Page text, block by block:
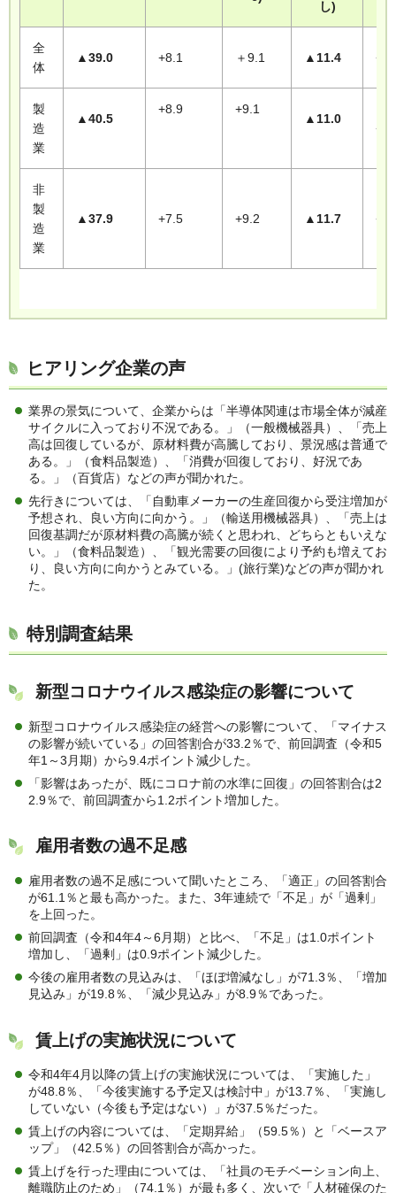
し)
全
体
▲39.0 +8.1 ＋9.1 ▲11.4
製
造
業
▲40.5
+8.9 +9.1
▲11.0
非
製
造
業
▲37.9 +7.5 +9.2 ▲11.7
ヒアリング企業の声
業界の景気について、企業からは「半導体関連は市場全体が減産
サイクルに入っており不況である。」（一般機械器具）、「売上
高は回復しているが、原材料費が高騰しており、景況感は普通で
ある。」（食料品製造）、「消費が回復しており、好況であ
る。」（百貨店）などの声が聞かれた。
先行きについては、「自動車メーカーの生産回復から受注増加が
予想され、良い方向に向かう。」（輸送用機械器具）、「売上は
回復基調だが原材料費の高騰が続くと思われ、どちらともいえな
い。」（食料品製造）、「観光需要の回復により予約も増えてお
り、良い方向に向かうとみている。」(旅行業)などの声が聞かれ
た。
特別調査結果
新型コロナウイルス感染症の影響について
新型コロナウイルス感染症の経営への影響について、「マイナス
の影響が続いている」の回答割合が33.2％で、前回調査（令和5
年1～3月期）から9.4ポイント減少した。
「影響はあったが、既にコロナ前の水準に回復」の回答割合は2
2.9％で、前回調査から1.2ポイント増加した。
雇用者数の過不足感
雇用者数の過不足感について聞いたところ、「適正」の回答割合
が61.1％と最も高かった。また、3年連続で「不足」が「過剰」
を上回った。
前回調査（令和4年4～6月期）と比べ、「不足」は1.0ポイント
増加し、「過剰」は0.9ポイント減少した。
今後の雇用者数の見込みは、「ほぼ増減なし」が71.3％、「増加
見込み」が19.8％、「減少見込み」が8.9％であった。
賃上げの実施状況について
令和4年4月以降の賃上げの実施状況については、「実施した」
が48.8％、「今後実施する予定又は検討中」が13.7％、「実施し
していない（今後も予定はない）」が37.5％だった。
賃上げの内容については、「定期昇給」（59.5％）と「ベースア
ップ」（42.5％）の回答割合が高かった。
賃上げを行った理由については、「社員のモチベーション向上、
離職防止のため」（74.1％）が最も多く、次いで「人材確保のた